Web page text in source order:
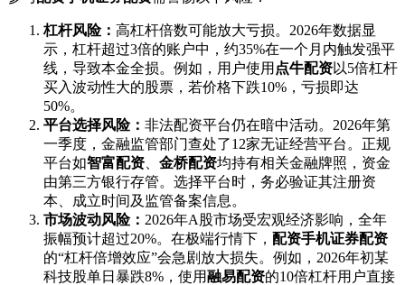
杠杆风险： 高杠杆倍数可能放大亏损。2026年数据显
示，杠杆超过3倍的账户中，约35%在一个月内触发强平
线，导致本金全损。例如，用户使用 点牛配资以5倍杠杆
买入波动性大的股票，若价格下跌10%，亏损即达
50%。
平台选择风险： 非法配资平台仍在暗中活动。2026年第
一季度，金融监管部门查处了12家无证经营平台。正规
平台如智富配资 金桥配资均持有相关金融牌照，资金
由第三方银行存管。选择平台时，务必验证其注册资
本、成立时间及监管备案信息。
市场波动风险： 2026年A股市场受宏观经济影响，全年
振幅预计超过20%。在极端行情下， 配资手机证券配资
的“杠杆倍增效应”会急剧放大损失。例如，2026年初某
科技股单日暴跌8%，使用融易配资的10倍杠杆用户直接